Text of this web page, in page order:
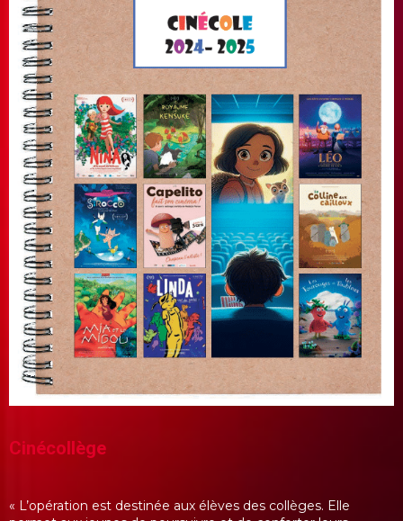
Cinécollège
« L’opération est destinée aux élèves des collèges. Elle